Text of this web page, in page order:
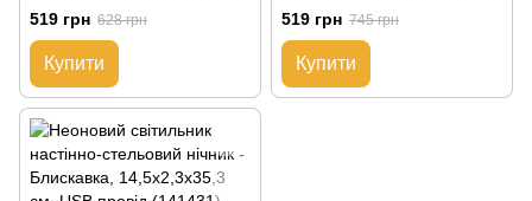
9L, 28x3x23 см, 2 АА
батарейки (140762)
519 грн 628 грн
Купити
30x2,2x18,7 см, USB провід
(141424)
519 грн 745 грн
Купити